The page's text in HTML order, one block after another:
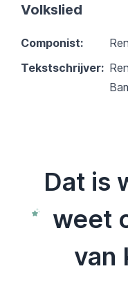
Volkslied
Componist:
Tekstschrijver:
Dat is
weet
van